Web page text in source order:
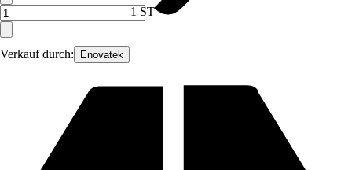
Verkauf durch: Enovatek
1 ST